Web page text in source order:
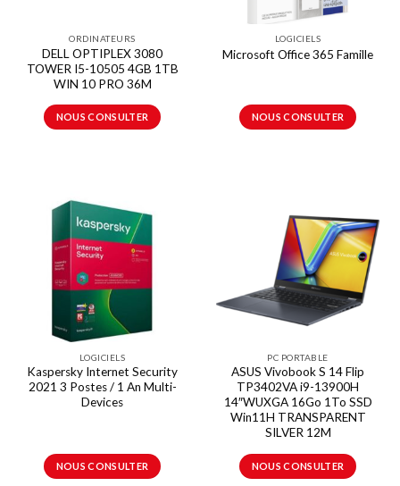
ORDINATEURS
DELL OPTIPLEX 3080
TOWER I5-10505 4GB 1TB
WIN 10 PRO 36M
NOUS CONSULTER
LOGICIELS
Microsoft Office 365 Famille
NOUS CONSULTER
LOGICIELS
Kaspersky Internet Security
2021 3 Postes / 1 An Multi-
Devices
NOUS CONSULTER
PC PORTABLE
ASUS Vivobook S 14 Flip
TP3402VA i9-13900H
14″WUXGA 16Go 1To SSD
Win11H TRANSPARENT
SILVER 12M
NOUS CONSULTER